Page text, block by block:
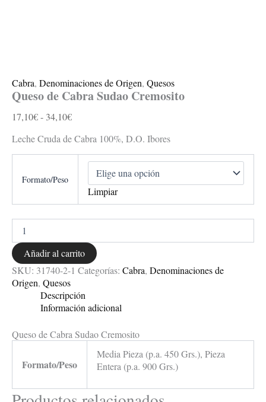
Cabra, Denominaciones de Origen, Quesos
Queso de Cabra Sudao Cremosito
17,10€- 34,10€
Leche Cruda de Cabra 100%, D.O. Ibores
Formato/Peso
Limpiar
Añadir al carrito
SKU: 31740-2-1 Categorías: Cabra, Denominaciones de
Origen, Quesos
Descripción
Información adicional
Queso de Cabra Sudao Cremosito
Formato/Peso
Media Pieza (p.a. 450 Grs.), Pieza
Entera (p.a. 900 Grs.)